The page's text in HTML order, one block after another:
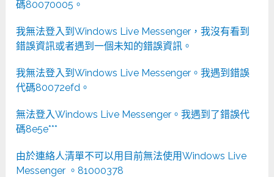
碼80070005。
我無法登入到Windows Live Messenger，我沒有看到
錯誤資訊或者遇到一個未知的錯誤資訊。
我無法登入到Windows Live Messenger。我遇到錯誤
代碼80072efd。
無法登入Windows Live Messenger。我遇到了錯誤代
碼8e5e***
由於連絡人清單不可以用目前無法使用Windows Live
Messenger 。81000378